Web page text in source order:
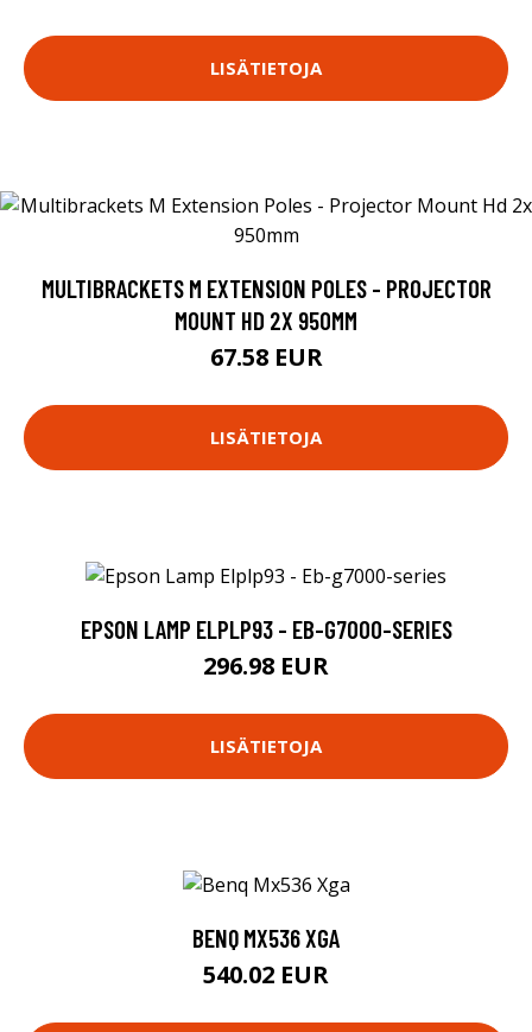
LISÄTIETOJA
MULTIBRACKETS M EXTENSION POLES - PROJECTOR
MOUNT HD 2X 950MM
67.58 EUR
LISÄTIETOJA
EPSON LAMP ELPLP93 - EB-G7000-SERIES
296.98 EUR
LISÄTIETOJA
BENQ MX536 XGA
540.02 EUR